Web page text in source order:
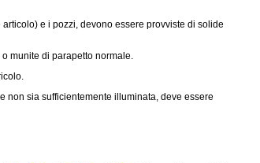
e i pozzi, devono essere provviste di solide
munite di parapetto normale.
sia sufficientemente illuminata, deve essere